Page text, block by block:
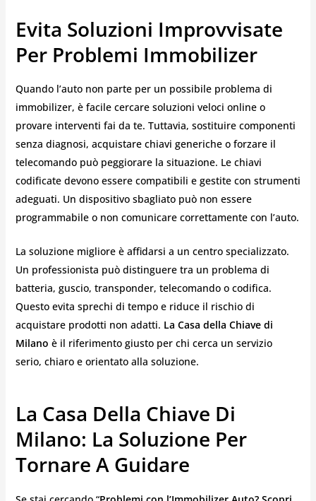
Evita Soluzioni Improvvisate
Per Problemi Immobilizer
Quando l’auto non parte per un possibile problema di
immobilizer, è facile cercare soluzioni veloci online o
provare interventi fai da te. Tuttavia, sostituire componenti
senza diagnosi, acquistare chiavi generiche o forzare il
telecomando può peggiorare la situazione. Le chiavi
codificate devono essere compatibili e gestite con strumenti
adeguati. Un dispositivo sbagliato può non essere
programmabile o non comunicare correttamente con l’auto.
La soluzione migliore è affidarsi a un centro specializzato.
Un professionista può distinguere tra un problema di
batteria, guscio, transponder, telecomando o codifica.
Questo evita sprechi di tempo e riduce il rischio di
acquistare prodotti non adatti. La Casa della Chiave di
Milano è il riferimento giusto per chi cerca un servizio
serio, chiaro e orientato alla soluzione.
La Casa Della Chiave Di
Milano: La Soluzione Per
Tornare A Guidare